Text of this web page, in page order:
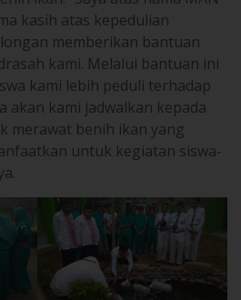
memberikan bantuan
kami. Melalui bantuan ini
kami lebih peduli terhadap
akan kami jadwalkan kepada
merawat benih ikan yang
untuk kegiatan siswa-